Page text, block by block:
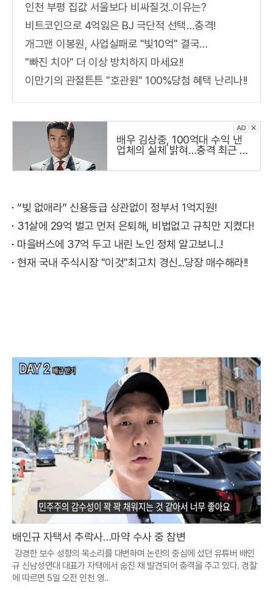
인천 부평 집값 서울보다 비싸질것..이유는?
비트코인으로 4억잃은 BJ 극단적 선택…충격!
개그맨 이봉원, 사업실패로 "빛10억" 결국…
"빠진 치아" 더 이상 방치하지 마세요!!
이만기의 관절튼튼 "호관원" 100%당첨 혜택 난리나!!
배우 김상중, 100억대 수익 낸
업체의 실체 밝혀…충격 최근 냉
의 사랑을 받는 국민 배우 김상
“빚 없애라” 신용등급 상관없이 정부서 1억지원!
31살에 29억 벌고 먼저 은퇴해, 비법없고 규칙만 지켰다!
마을버스에 37억 두고 내린 노인 정체 알고보니..!
현재 국내 주식시장 "이것"최고치 경신...당장 매수해라!!
배인규 자택서 추락사…마약 수사 중 참변
강경한 보수 성향의 목소리를 대변하며 논란의 중심에 섰던 유튜버 배인
규 신남성연대 대표가 자택에서 숨진 채 발견되어 충격을 주고 있다. 경찰
에 따르면 5일 오전 인천 영..